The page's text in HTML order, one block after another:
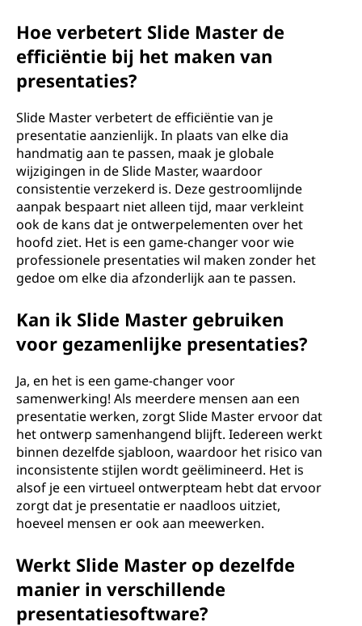
Hoe verbetert Slide Master de
efficiëntie bij het maken van
presentaties?
Slide Master verbetert de efficiëntie van je
presentatie aanzienlijk. In plaats van elke dia
handmatig aan te passen, maak je globale
wijzigingen in de Slide Master, waardoor
consistentie verzekerd is. Deze gestroomlijnde
aanpak bespaart niet alleen tijd, maar verkleint
ook de kans dat je ontwerpelementen over het
hoofd ziet. Het is een game-changer voor wie
professionele presentaties wil maken zonder het
gedoe om elke dia afzonderlijk aan te passen.
Kan ik Slide Master gebruiken
voor gezamenlijke presentaties?
Ja, en het is een game-changer voor
samenwerking! Als meerdere mensen aan een
presentatie werken, zorgt Slide Master ervoor dat
het ontwerp samenhangend blijft. Iedereen werkt
binnen dezelfde sjabloon, waardoor het risico van
inconsistente stijlen wordt geëlimineerd. Het is
alsof je een virtueel ontwerpteam hebt dat ervoor
zorgt dat je presentatie er naadloos uitziet,
hoeveel mensen er ook aan meewerken.
Werkt Slide Master op dezelfde
manier in verschillende
presentatiesoftware?